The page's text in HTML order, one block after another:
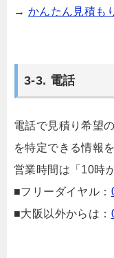
→ かんたん見積も
3-3. 電話
電話で見積り希望
を特定できる情報
営業時間は「10時
■フリーダイヤル：
■大阪以外からは：